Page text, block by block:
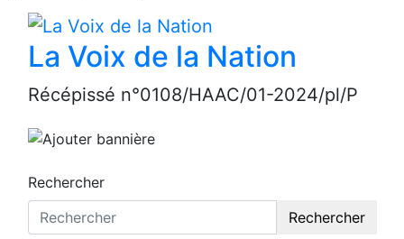
La Voix de la Nation
Récépissé n°0108/HAAC/01-2024/pl/P
Rechercher
Rechercher